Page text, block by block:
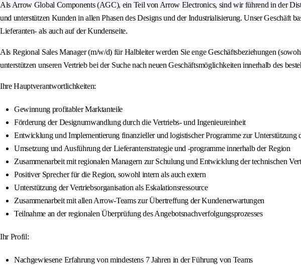
Als Arrow Global Components (AGC), ein Teil von Arrow Electronics, sind wir führend in der
und unterstützen Kunden in allen Phasen des Designs und der Industrialisierung. Unser
Lieferanten- als auch auf der Kundenseite.
Als Regional Sales Manager (m/w/d) für Halbleiter werden Sie enge Geschäftsbeziehungen
unterstützen unseren Vertrieb bei der Suche nach neuen Geschäftsmöglichkeiten innerhalb des
Ihre Hauptverantwortlichkeiten:
Gewinnung profitabler Marktanteile
Förderung der Designumwandlung durch die Vertriebs- und Ingenieureinheit
Entwicklung und Implementierung finanzieller und logistischer Programme zur Unterstützung
Umsetzung und Ausführung der Lieferantenstrategie und -programme innerhalb der Region
Zusammenarbeit mit regionalen Managern zur Schulung und Entwicklung der technischen
Positiver Sprecher für die Region, sowohl intern als auch extern
Unterstützung der Vertriebsorganisation als Eskalationsressource
Zusammenarbeit mit allen Arrow-Teams zur Übertreffung der Kundenerwartungen
Teilnahme an der regionalen Überprüfung des Angebotsnachverfolgungsprozesses
Ihr Profil:
Nachgewiesene Erfahrung von mindestens 7 Jahren in der Führung von Teams